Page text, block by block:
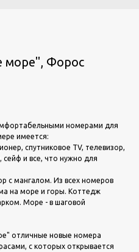
море", Форос
номерами для
имеется:
спутниковое TV, телевизор,
сейф и все, что нужно для
с мангалом. Из всех номеров
на море и горы. Коттедж
Море - в шаговой
отличные новые номера
с которых открывается